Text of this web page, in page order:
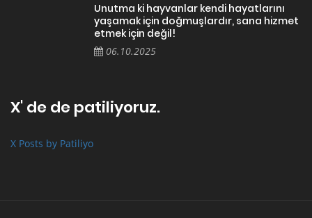
Unutma ki hayvanlar kendi hayatlarını
yaşamak için doğmuşlardır, sana hizmet
etmek için değil!
06.10.2025
X' de de patiliyoruz.
X Posts by Patiliyo